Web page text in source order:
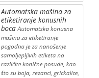
Automatska mašina za
etiketiranje konusnih
boca Automatska konusna
mašina za etiketiranje
pogodna je za nanošenje
samoljepljivih etiketa na
različite konične posude, kao
što su boja, rezanci, grickalice,